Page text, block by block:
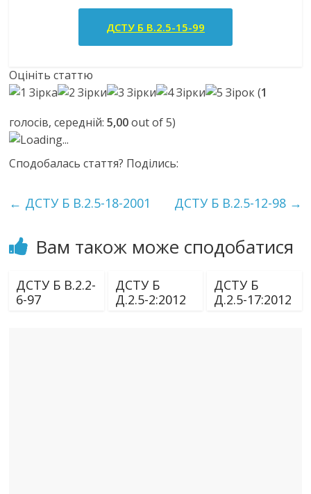
ДСТУ Б В.2.5-15-99
Оцініть статтю
(1
голосів, середній:5,00out of 5)
Loading...
Сподобалась стаття? Поділись:
← ДСТУ Б В.2.5-18-2001 ДСТУ Б В.2.5-12-98 →
Вам також може сподобатися
ДСТУ Б В.2.2-
6-97
ДСТУ Б
Д.2.5-2:2012
ДСТУ Б
Д.2.5-17:2012